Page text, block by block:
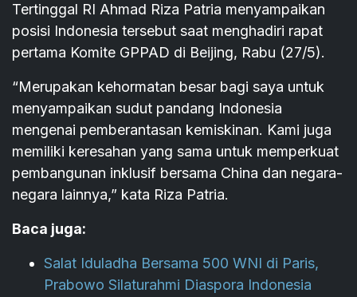
Tertinggal RI Ahmad Riza Patria menyampaikan
posisi Indonesia tersebut saat menghadiri rapat
pertama Komite GPPAD di Beijing, Rabu (27/5).
“Merupakan kehormatan besar bagi saya untuk
menyampaikan sudut pandang Indonesia
mengenai pemberantasan kemiskinan. Kami juga
memiliki keresahan yang sama untuk memperkuat
pembangunan inklusif bersama China dan negara-
negara lainnya,” kata Riza Patria.
Baca juga:
Salat Iduladha Bersama 500 WNI di Paris,
Prabowo Silaturahmi Diaspora Indonesia